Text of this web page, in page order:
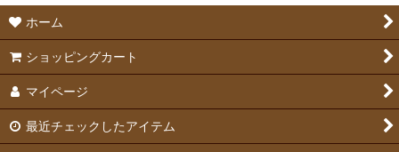
サークル・敷物
ステップ＆ロフト
ホーム
ショッピングカート
マイページ
最近チェックしたアイテム